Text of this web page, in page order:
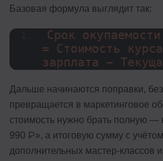
Базовая формула выглядит так:
Срок окупаемости
= Стоимость
зарплата −
Дальше начинаются поправки,
превращается в маркетинговое
стоимость нужно брать полную —
990 ₽», а итоговую сумму с
дополнительных мастер-классов